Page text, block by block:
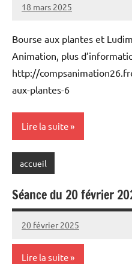
18 mars 2025
Sylviane
Aucun
Bourse aux plantes et
Animation, plus
http://
aux-plantes-6
Lire la suite
accueil
Séance du 20 février
20 février 2025
Sylviane
MASSON
Aucun
commentaire
Lire la suite